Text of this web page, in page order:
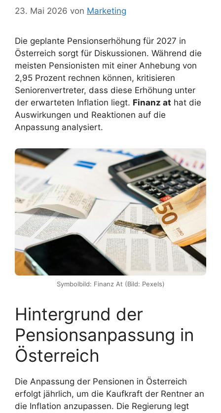
23. Mai 2026 von Marketing
Die geplante Pensionserhöhung für 2027 in
Österreich sorgt für Diskussionen. Während die
meisten Pensionisten mit einer Anhebung von
2,95 Prozent rechnen können, kritisieren
Seniorenvertreter, dass diese Erhöhung unter
der erwarteten Inflation liegt. Finanz at hat die
Auswirkungen und Reaktionen auf die
Anpassung analysiert.
Symbolbild: Finanz At (Bild: Pexels)
Hintergrund der
Pensionsanpassung in
Österreich
Die Anpassung der Pensionen in Österreich
erfolgt jährlich, um die Kaufkraft der Rentner an
die Inflation anzupassen. Die Regierung legt